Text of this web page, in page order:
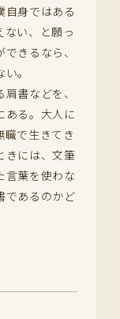
自身ではある
い、と願っ
きるなら、
。
書などを、
ある。大人に
で生きてき
きには、文筆
言葉を使わな
であるのかど